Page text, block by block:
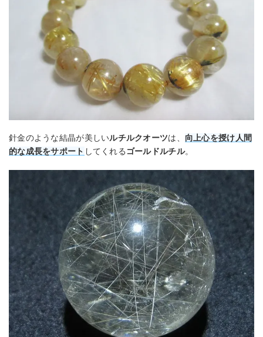
針金のような結晶が美しいルチルクオーツは、 向上心を授け人間
的な成長をサポート してくれる ゴールドルチル。